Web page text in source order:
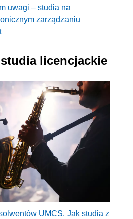
uwagi – studia na
zarządzaniu
studia licencjackie
UMCS. Jak studia z